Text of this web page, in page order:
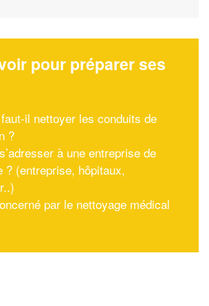
pour préparer ses
il nettoyer les conduits de
?
à une entreprise de
? (entreprise, hôpitaux,
par le nettoyage médical